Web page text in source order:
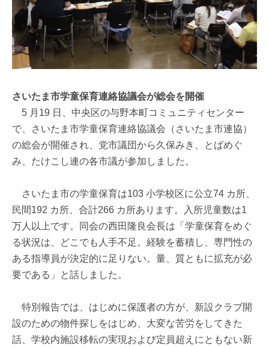
さいたま市学童保育連絡協議会が総会を開催
5 月19 日、中央区の与野本町コミュニティセンター
で、さいたま市学童保育連絡協議会（さいたま市連協）
の総会が開催され、党市議団から久保みき、とばめぐ
み、たけこし連の各市議が参加しました。
さいたま市の学童保育は103 小学校区に公立74 カ所、
民間192 カ所、合計266 カ所あります。入所児童数は1
万人以上です。同会の西田隆良会長は「学童保育をめぐ
る状況は、どこでも人手不足。経験を蓄積し、専門性の
ある指導員が決定的に足りない。量、質ともに拡充が必
要である」と話しました。
特別報告では、はじめに保護者の方が、新設クラブ開
設のための物件探しをはじめ、大変な苦労をしてきた
話、学校内施設移転の実現および定員超えにともない新